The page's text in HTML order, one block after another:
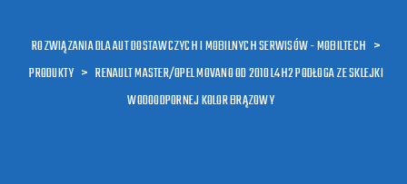
ROZWIĄZANIA DLA AUT DOSTAWCZYCH I MOBILNYCH SERWISÓW - MOBILTECH >
PRODUKTY > RENAULT MASTER/OPEL MOVANO OD 2010 L4H2 PODŁOGA ZE SKLEJKI
WODOODPORNEJ KOLOR BRĄZOWY